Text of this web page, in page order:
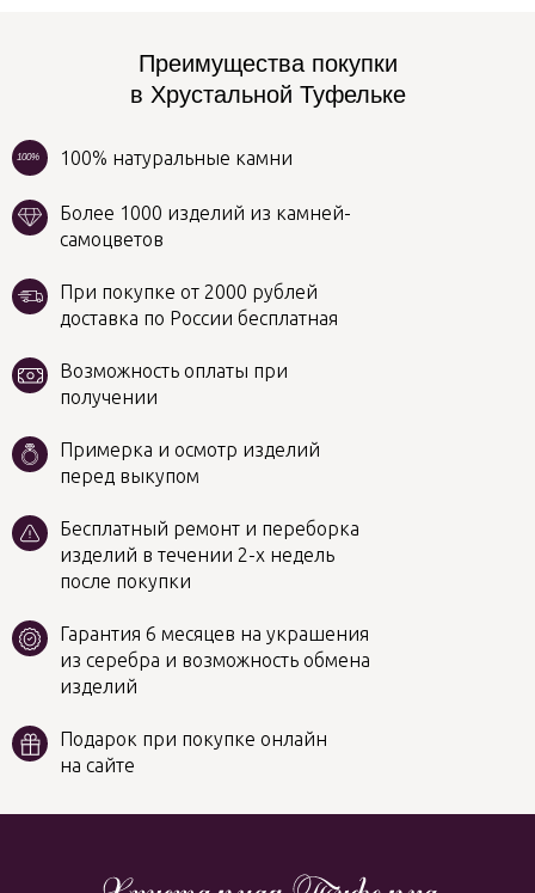
100% натуральные камни
100%
Преимущества покупки
в Хрустальной Туфельке
Бесплатный ремонт и переборка
изделий в течении 2-х недель
после покупки
Примерка и осмотр изделий
перед выкупом
Более 1000 изделий из камней-
самоцветов
Гарантия 6 месяцев на украшения
из серебра и возможность обмена
изделий
Возможность оплаты при
получении
При покупке от 2000 рублей
доставка по России бесплатная
Подарок при покупке онлайн
на сайте